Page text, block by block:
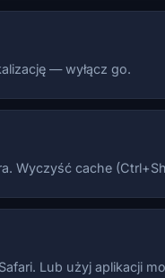
— wyłącz go.
Wyczyść cache
Lub użyj aplikacji